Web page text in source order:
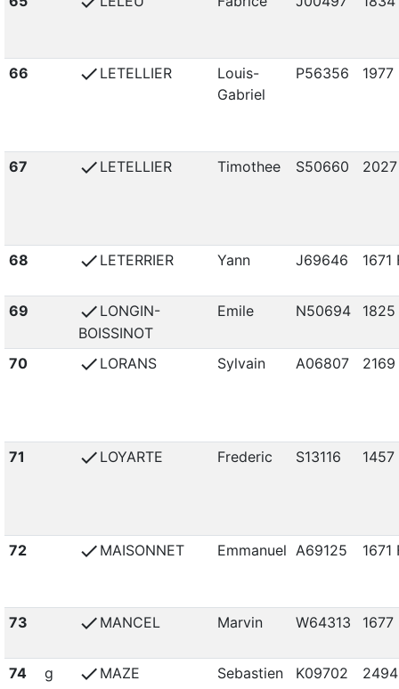
66 check LETELLIER
Louis-
Gabriel
P56356 1977
67 check LETELLIER Timothee S50660
68 check LETERRIER Yann J69646 1671
69 check LONGIN-
BOISSINOT
Emile N50694 1825
70 check LORANS Sylvain A06807 2169
71 check LOYARTE Frederic S13116 1457
72 check MAISONNET Emmanuel A69125 1671
73 check MANCEL Marvin W64313 1677
74 g check MAZE Sebastien K09702